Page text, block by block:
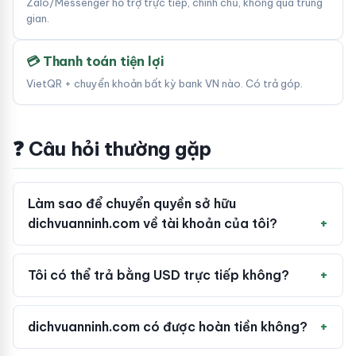
gian.
💳 Thanh toán tiện lợi
VietQR + chuyển khoản bất kỳ bank VN nào. Có trả góp.
❓ Câu hỏi thường gặp
Làm sao để chuyển quyền sở hữu
dichvuanninh.com về tài khoản của tôi?
Tôi có thể trả bằng USD trực tiếp không?
dichvuanninh.com có được hoàn tiền không?